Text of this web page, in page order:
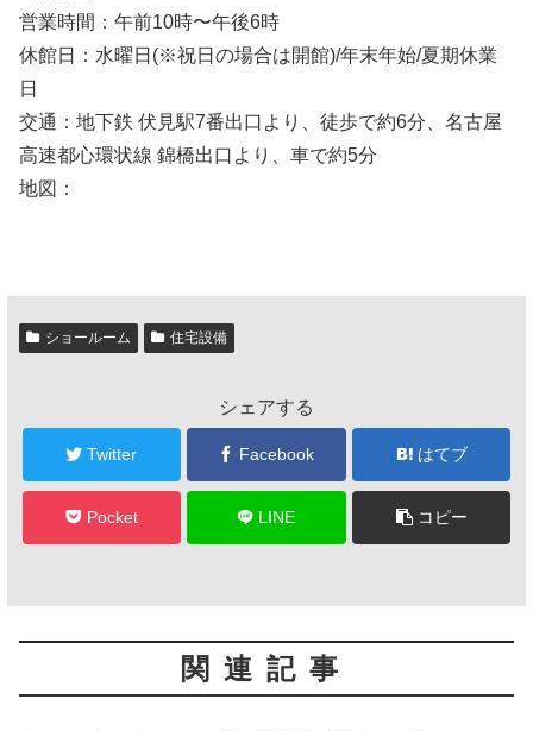
営業時間：午前10時〜午後6時
休館日：水曜日(※祝日の場合は開館)/年末年始/夏期休業
日
交通：地下鉄 伏見駅7番出口より、徒歩で約6分、名古屋
高速都心環状線 錦橋出口より、車で約5分
地図：
ショールーム 住宅設備
シェアする
Twitter Facebook はてブ
Pocket LINE コピー
関連記事